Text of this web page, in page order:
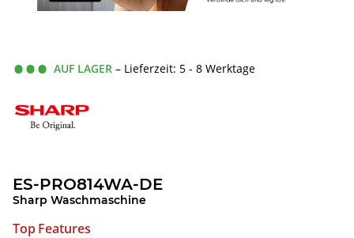
AUF LAGER – Lieferzeit: 5 - 8 Werktage
ES-PRO814WA-DE
Sharp Waschmaschine
Top Features